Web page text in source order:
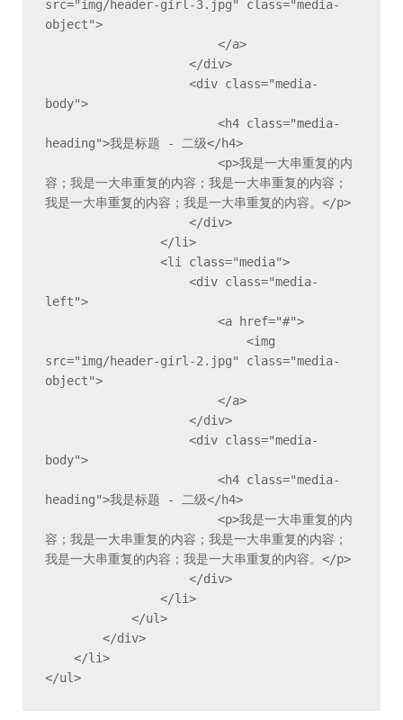
src="img/header-girl-3.jpg" class="media-
object">
body">
heading">我是标题 - 二级</h4>
容；我是一大串重复的内容；我是一大串重复的内容；
我是一大串重复的内容；我是一大串重复的内容。</p>
left">
src="img/header-girl-2.jpg" class="media-
object">
body">
heading">我是标题 - 二级</h4>
容；我是一大串重复的内容；我是一大串重复的内容；
我是一大串重复的内容；我是一大串重复的内容。</p>
</ul>